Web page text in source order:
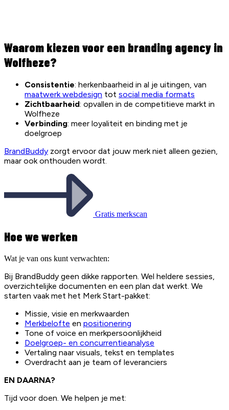
Waarom kiezen voor een branding agency in
Wolfheze?
Consistentie: herkenbaarheid in al je uitingen, van
maatwerk webdesign tot social media formats
Zichtbaarheid: opvallen in de competitieve markt in
Wolfheze
Verbinding: meer loyaliteit en binding met je
doelgroep
BrandBuddy zorgt ervoor dat jouw merk niet alleen gezien,
maar ook onthouden wordt.
Gratis merkscan
Hoe we werken
Wat je van ons kunt verwachten:
Bij BrandBuddy geen dikke rapporten. Wel heldere sessies,
overzichtelijke documenten en een plan dat werkt. We
starten vaak met het Merk Start-pakket:
Missie, visie en merkwaarden
Merkbelofte en positionering
Tone of voice en merkpersoonlijkheid
Doelgroep- en concurrentieanalyse
Vertaling naar visuals, tekst en templates
Overdracht aan je team of leveranciers
EN DAARNA?
Tijd voor doen. We helpen je met: